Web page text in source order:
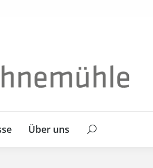
Über uns Search: